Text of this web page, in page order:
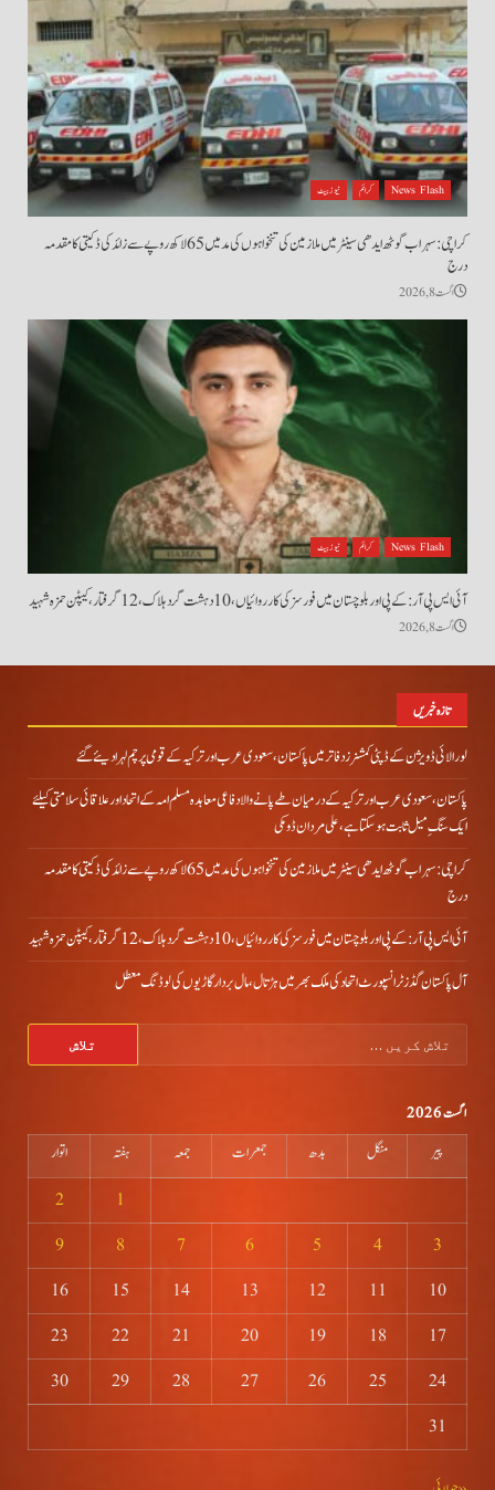
News Flash کرائم نیوز بیٹ
کراچی: سہراب گوٹھ ایدھی سینٹر میں ملازمین کی تنخواہوں کی مد میں 65 لاکھ روپے سے زائد کی ڈکیتی کا مقدمہ
درج
اگست 8, 2026
News Flash کرائم نیوز بیٹ
آئی ایس پی آر: کے پی اور بلوچستان میں فورسز کی کارروائیاں، 10 دہشت گرد ہلاک، 12 گرفتار، کیپٹن حمزہ شہید
اگست 8, 2026
تازہ خبریں
لورالائی ڈویژن کے ڈپٹی کمشنرز دفاتر میں پاکستان، سعودی عرب اور ترکیہ کے قومی پرچم لہرا دیئے گئے
پاکستان، سعودی عرب اور ترکیہ کے درمیان طے پانے والا دفاعی معاہدہ مسلم امہ کے اتحاد اور علاقائی سلامتی کیلئے
ایک سنگِ میل ثابت ہو سکتا ہے، علی مردان ڈومکی
کراچی: سہراب گوٹھ ایدھی سینٹر میں ملازمین کی تنخواہوں کی مد میں 65 لاکھ روپے سے زائد کی ڈکیتی کا مقدمہ
درج
آئی ایس پی آر: کے پی اور بلوچستان میں فورسز کی کارروائیاں، 10 دہشت گرد ہلاک، 12 گرفتار، کیپٹن حمزہ شہید
آل پاکستان گڈز ٹرانسپورٹ اتحاد کی ملک بھر میں ہڑتال،مال بردار گاڑیوں کی لوڈنگ معطل
کریں
اگست 2026
پیر منگل بدھ جمعرات جمعہ ہفتہ
اتوار
1
2
3
4
5
6
7
8
9
10
11
12
13
14
15
16
17
18
19
20
21
22
23
24
25
26
27
28
29
30
31